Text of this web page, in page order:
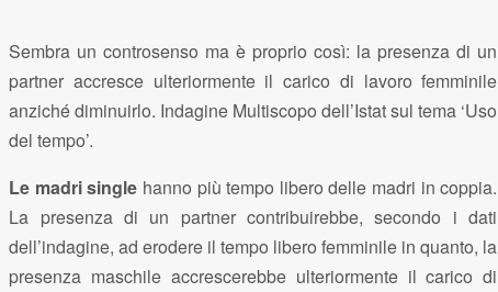
Sembra un controsenso ma è proprio così: la presenza di un
partner accresce ulteriormente il carico di lavoro femminile
anziché diminuirlo. Indagine Multiscopo dell’Istat sul tema ‘Uso
del tempo’.
Le madri single hanno più tempo libero delle madri in coppia.
La presenza di un partner contribuirebbe, secondo i dati
dell’indagine, ad erodere il tempo libero femminile in quanto, la
presenza maschile accrescerebbe ulteriormente il carico di